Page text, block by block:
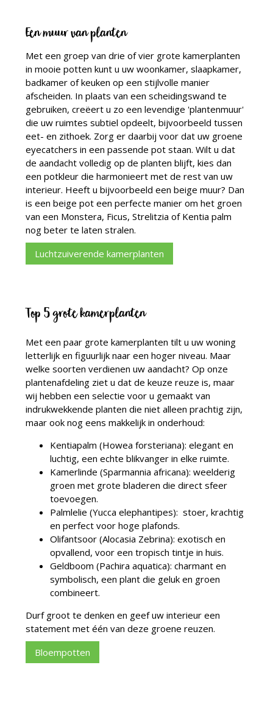
Een muur van planten
Met een groep van drie of vier grote kamerplanten
in mooie potten kunt u uw woonkamer, slaapkamer,
badkamer of keuken op een stijlvolle manier
afscheiden. In plaats van een scheidingswand te
gebruiken, creëert u zo een levendige 'plantenmuur'
die uw ruimtes subtiel opdeelt, bijvoorbeeld tussen
eet- en zithoek. Zorg er daarbij voor dat uw groene
eyecatchers in een passende pot staan. Wilt u dat
de aandacht volledig op de planten blijft, kies dan
een potkleur die harmonieert met de rest van uw
interieur. Heeft u bijvoorbeeld een beige muur? Dan
is een beige pot een perfecte manier om het groen
van een Monstera, Ficus, Strelitzia of Kentia palm
nog beter te laten stralen.
Luchtzuiverende kamerplanten
Top 5 grote kamerplanten
Met een paar grote kamerplanten tilt u uw woning
letterlijk en figuurlijk naar een hoger niveau. Maar
welke soorten verdienen uw aandacht? Op onze
plantenafdeling ziet u dat de keuze reuze is, maar
wij hebben een selectie voor u gemaakt van
indrukwekkende planten die niet alleen prachtig zijn,
maar ook nog eens makkelijk in onderhoud:
Kentiapalm (Howea forsteriana): elegant en
luchtig, een echte blikvanger in elke ruimte.
Kamerlinde (Sparmannia africana): weelderig
groen met grote bladeren die direct sfeer
toevoegen.
Palmlelie (Yucca elephantipes): stoer, krachtig
en perfect voor hoge plafonds.
Olifantsoor (Alocasia Zebrina): exotisch en
opvallend, voor een tropisch tintje in huis.
Geldboom (Pachira aquatica): charmant en
symbolisch, een plant die geluk en groen
combineert.
Durf groot te denken en geef uw interieur een
statement met één van deze groene reuzen.
Bloempotten